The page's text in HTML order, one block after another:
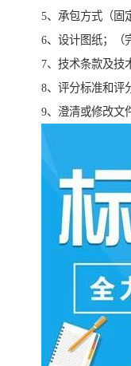
5、承包方式（固
6、设计图纸；（
7、技术条款及技
8、评分标准和评
9、澄清或修改文